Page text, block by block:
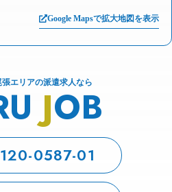
Google Mapsで拡大地図を表示
エリアの派遣求人なら
JOB
0587-01